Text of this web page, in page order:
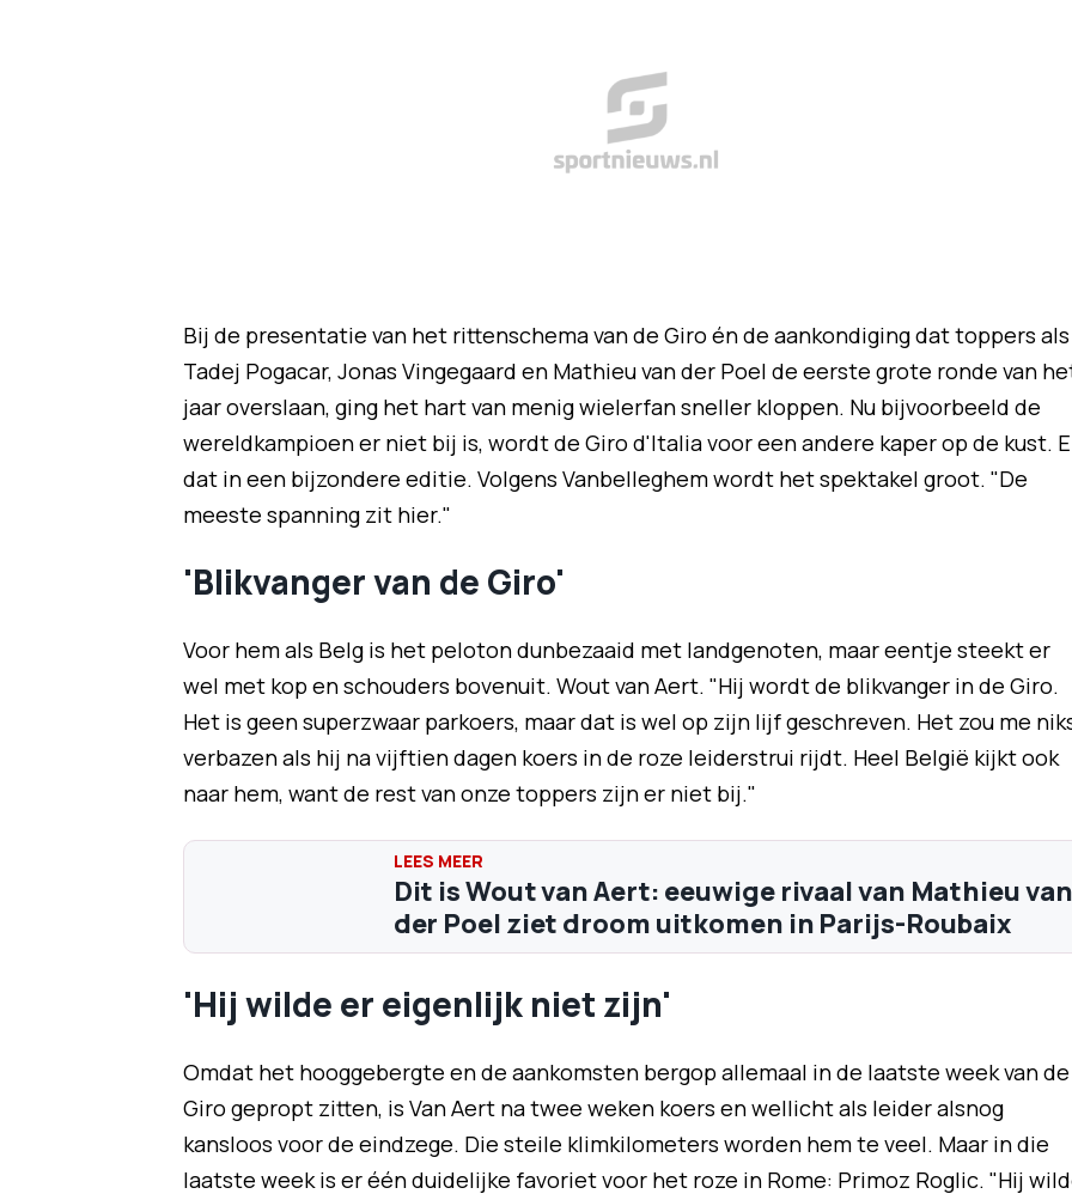
Bij de presentatie van het rittenschema van de Giro én de aankondiging dat toppers als
Tadej Pogacar, Jonas Vingegaard en Mathieu van der Poel de eerste grote ronde van
jaar overslaan, ging het hart van menig wielerfan sneller kloppen. Nu bijvoorbeeld de
wereldkampioen er niet bij is, wordt de Giro d'Italia voor een andere kaper op de kust.
dat in een bijzondere editie. Volgens Vanbelleghem wordt het spektakel groot. "De
meeste spanning zit hier."
'Blikvanger van de Giro'
Voor hem als Belg is het peloton dunbezaaid met landgenoten, maar eentje steekt er
wel met kop en schouders bovenuit. Wout van Aert. "Hij wordt de blikvanger in de Giro.
Het is geen superzwaar parkoers, maar dat is wel op zijn lijf geschreven. Het zou me
verbazen als hij na vijftien dagen koers in de roze leiderstrui rijdt. Heel België kijkt ook
naar hem, want de rest van onze toppers zijn er niet bij."
Dit is Wout van Aert: eeuwige rivaal van Mathieu van
der Poel ziet droom uitkomen in Parijs-Roubaix
'Hij wilde er eigenlijk niet zijn'
Omdat het hooggebergte en de aankomsten bergop allemaal in de laatste week van de
Giro gepropt zitten, is Van Aert na twee weken koers en wellicht als leider alsnog
kansloos voor de eindzege. Die steile klimkilometers worden hem te veel. Maar in die
laatste week is er één duidelijke favoriet voor het roze in Rome: Primoz Roglic. "Hij